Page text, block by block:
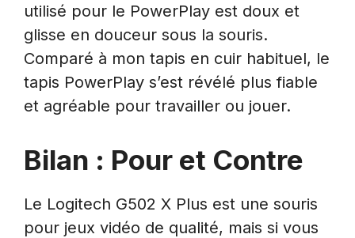
utilisé pour le PowerPlay est doux et
glisse en douceur sous la souris.
Comparé à mon tapis en cuir habituel, le
tapis PowerPlay s’est révélé plus fiable
et agréable pour travailler ou jouer.
Bilan : Pour et Contre
Le Logitech G502 X Plus est une souris
pour jeux vidéo de qualité, mais si vous